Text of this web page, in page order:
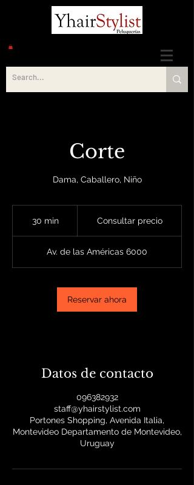
Corte
Dama, Caballero, Niño
30 min3
m
i
Consultar precio
Av. de las Américas 6000
Reservar ahora
Datos de contacto
096382932
staff@yhairstylist.com
Portones Shopping, Avenida Italia,
Montevideo Departamento de Montevideo,
Uruguay